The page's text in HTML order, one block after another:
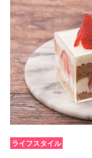
ライフスタイル